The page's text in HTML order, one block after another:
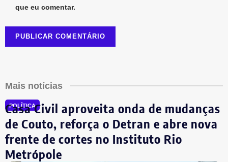
que eu comentar.
Mais notícias
POLÍTICA
Casa Civil aproveita onda de mudanças
de Couto, reforça o Detran e abre nova
frente de cortes no Instituto Rio
Metrópole